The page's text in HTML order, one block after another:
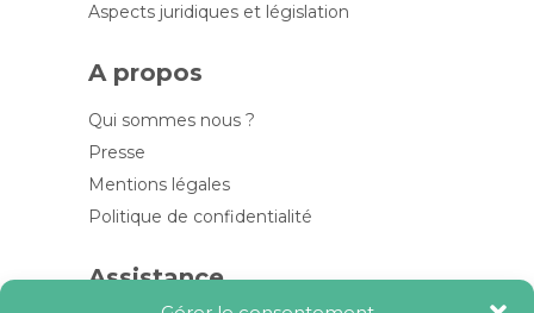
Aspects juridiques et législation
A propos
Qui sommes nous ?
Presse
Mentions légales
Politique de confidentialité
Assistance